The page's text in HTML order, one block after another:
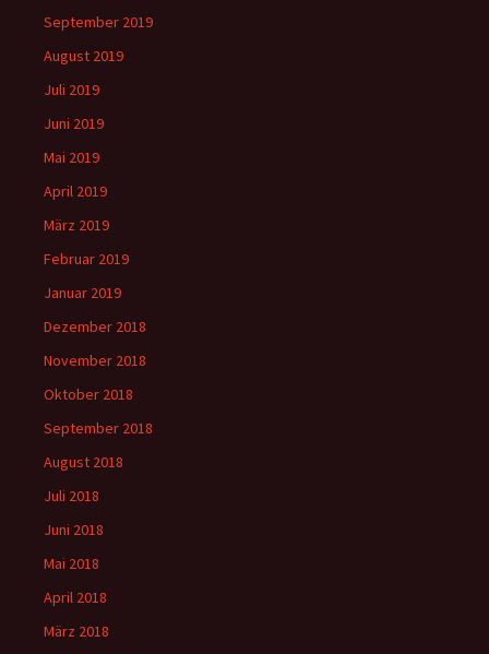
September 2019
August 2019
Juli 2019
Juni 2019
Mai 2019
April 2019
März 2019
Februar 2019
Januar 2019
Dezember 2018
November 2018
Oktober 2018
September 2018
August 2018
Juli 2018
Juni 2018
Mai 2018
April 2018
März 2018